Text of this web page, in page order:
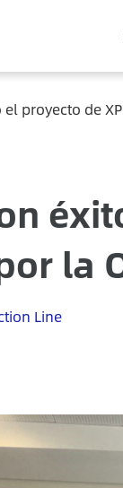
proyecto de
la
Line